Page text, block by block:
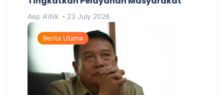
Aep A'iNk 23 July 2026
Berita Utama